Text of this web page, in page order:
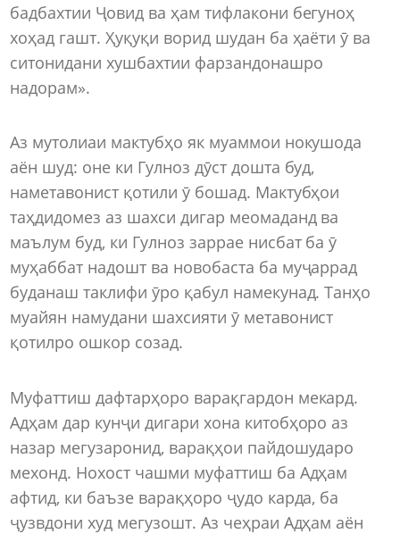
бадбахтии Ҷовид ва ҳам тифлакони бегуноҳ
хоҳад гашт. Ҳуқуқи ворид шудан ба ҳаёти ӯ ва
ситонидани хушбахтии фарзандонашро
надорам».
Аз мутолиаи мактубҳо як муаммои нокушода
аён шуд: оне ки Гулноз дӯст дошта буд,
наметавонист қотили ӯ бошад. Мактубҳои
таҳдидомез аз шахси дигар меомаданд ва
маълум буд, ки Гулноз заррае нисбат ба ӯ
муҳаббат надошт ва новобаста ба муҷаррад
буданаш таклифи ӯро қабул намекунад. Танҳо
муайян намудани шахсияти ӯ метавонист
қотилро ошкор созад.
Муфаттиш дафтарҳоро варақгардон мекард.
Адҳам дар кунҷи дигари хона китобҳоро аз
назар мегузаронид, варақҳои пайдошударо
мехонд. Нохост чашми муфаттиш ба Адҳам
афтид, ки баъзе варақҳоро ҷудо карда, ба
ҷузвдони худ мегузошт. Аз чеҳраи Адҳам аён